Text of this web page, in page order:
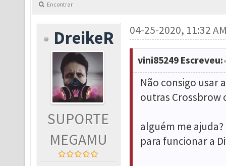
Encontrar
DreikeR
SUPORTE
MEGAMU
04-25-2020, 11:32
vini85249 Escreveu:
Não consigo usar
outras Crossbrow
alguém me
para funcionar a